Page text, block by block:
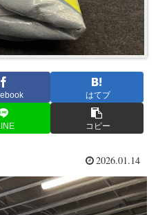
はてブ
コピー
2026.01.14